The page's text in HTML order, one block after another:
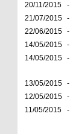
20/11/2015
-
21/07/2015 -
22/06/2015 -
14/05/2015 -
14/05/2015 -
13/05/2015 -
12/05/2015 -
11/05/2015
-